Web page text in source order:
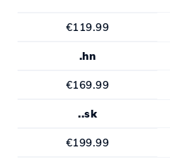
€119.99
.hn
€169.99
..sk
€199.99